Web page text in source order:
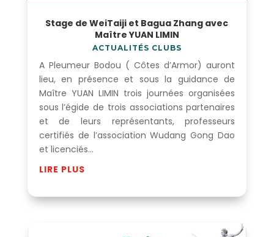
Stage de WeiTaiji et Bagua Zhang avec
Maître YUAN LIMIN
ACTUALITÉS CLUBS
A Pleumeur Bodou ( Côtes d’Armor) auront
lieu, en présence et sous la guidance de
Maître YUAN LIMIN trois journées organisées
sous l’égide de trois associations partenaires
et de leurs représentants, professeurs
certifiés de l’association Wudang Gong Dao
et licenciés...
LIRE PLUS